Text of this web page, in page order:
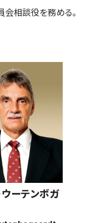
相談役を務める。
ウーテンボガ